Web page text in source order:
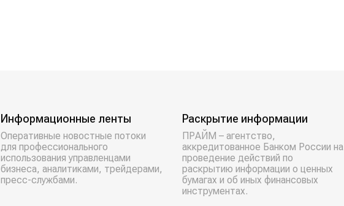
Информационные ленты
Оперативные новостные потоки
для профессионального
использования управленцами
бизнеса, аналитиками, трейдерами,
пресс-службами.
Раскрытие информации
ПРАЙМ – агентство,
аккредитованное Банком России на
проведение действий по
раскрытию информации о ценных
бумагах и об иных финансовых
инструментах.